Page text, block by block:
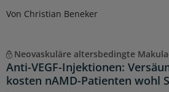
Von Christian Beneker
Neovaskuläre altersbedingte
Anti-VEGF-Injektionen:
kosten nAMD-Patienten wohl